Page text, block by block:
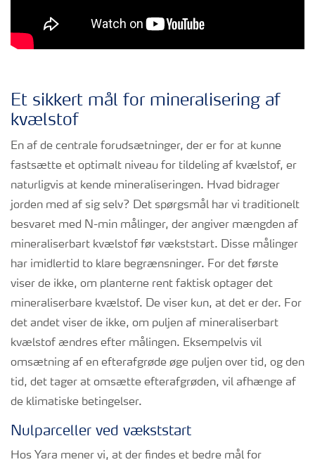
Et sikkert mål for mineralisering af
kvælstof
En af de centrale forudsætninger, der er for at kunne
fastsætte et optimalt niveau for tildeling af kvælstof, er
naturligvis at kende mineraliseringen. Hvad bidrager
jorden med af sig selv? Det spørgsmål har vi traditionelt
besvaret med N-min målinger, der angiver mængden af
mineraliserbart kvælstof før vækststart. Disse målinger
har imidlertid to klare begrænsninger. For det første
viser de ikke, om planterne rent faktisk optager det
mineraliserbare kvælstof. De viser kun, at det er der. For
det andet viser de ikke, om puljen af mineraliserbart
kvælstof ændres efter målingen. Eksempelvis vil
omsætning af en efterafgrøde øge puljen over tid, og den
tid, det tager at omsætte efterafgrøden, vil afhænge af
de klimatiske betingelser.
Nulparceller ved vækststart
Hos Yara mener vi, at der findes et bedre mål for